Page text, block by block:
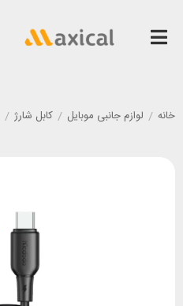
خانه / لوازم جانبی موبایل / کابل شارژ /